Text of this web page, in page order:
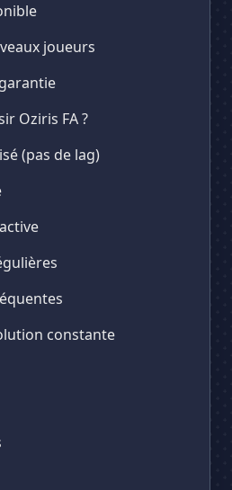
joueurs
Oziris FA ?
(pas de lag)
constante